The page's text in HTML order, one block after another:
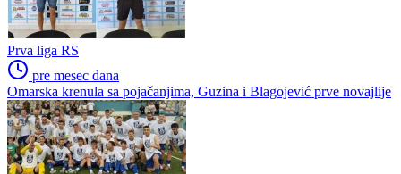
Druga liga Republike Srpske - Zapad
Druga liga Republike Srpske - Istok
Poslednje vesti